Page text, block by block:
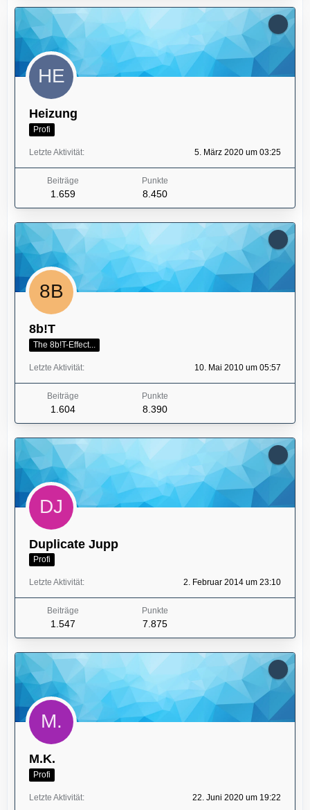
Heizung
Profi
Letzte Aktivität 5. März 2020 um 03:25
Beiträge
1.659
Punkte
8.450
8b!T
The 8b!T-Effect...
Letzte Aktivität 10. Mai 2010 um 05:57
Beiträge
1.604
Punkte
8.390
Duplicate Jupp
Profi
Letzte Aktivität 2. Februar 2014 um 23:10
Beiträge
1.547
Punkte
7.875
M.K.
Profi
Letzte Aktivität 22. Juni 2020 um 19:22